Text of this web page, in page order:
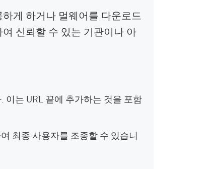
게 하거나 멀웨어를 다운로드
신뢰할 수 있는 기관이나 아
는 URL 끝에 추가하는 것을 포함
최종 사용자를 조종할 수 있습니